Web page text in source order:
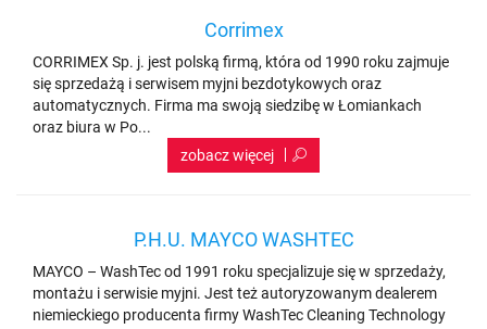
Corrimex
CORRIMEX Sp. j. jest polską firmą, która od 1990 roku zajmuje
się sprzedażą i serwisem myjni bezdotykowych oraz
automatycznych. Firma ma swoją siedzibę w Łomiankach
oraz biura w Po...
P.H.U. MAYCO WASHTEC
MAYCO – WashTec od 1991 roku specjalizuje się w sprzedaży,
montażu i serwisie myjni. Jest też autoryzowanym dealerem
niemieckiego producenta firmy WashTec Cleaning Technology